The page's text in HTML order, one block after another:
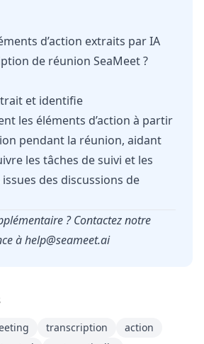
d’action extraits par IA
de réunion SeaMeet ?
et identifie
les éléments d’action à partir
pendant la réunion, aidant
les tâches de suivi et les
des discussions de
? Contactez notre
àhelp@seameet.ai
transcription
action